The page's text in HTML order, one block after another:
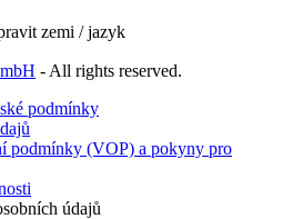
zemi / jazyk
- All rights reserved.
podmínky
podmínky (VOP) a pokyny pro
údajů